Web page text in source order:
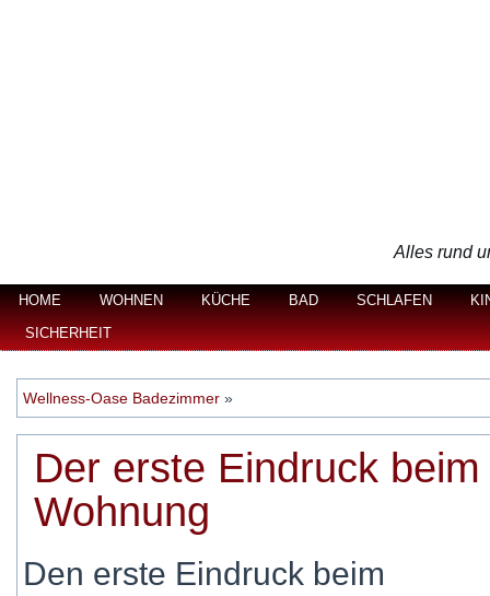
Alles rund
HOME WOHNEN KÜCHE BAD SCHLAFEN
SICHERHEIT
Wellness-Oase Badezimmer »
Der erste Eindruck
Wohnung
Den erste Eindruck beim